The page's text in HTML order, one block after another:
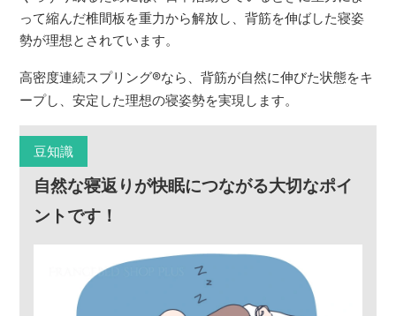
って縮んだ椎間板を重力から解放し、背筋を伸ばした寝姿
勢が理想とされています。
高密度連続スプリング®なら、背筋が自然に伸びた状態をキ
ープし、安定した理想の寝姿勢を実現します。
豆知識
自然な寝返りが快眠につながる大切なポイ
ントです！